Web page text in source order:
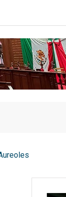
del